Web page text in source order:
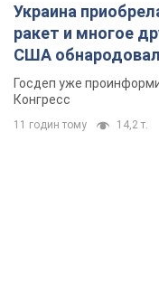
Украина
ракет и многое
США
Госдеп уже
Конгресс
11 годин тому 14,2 т.